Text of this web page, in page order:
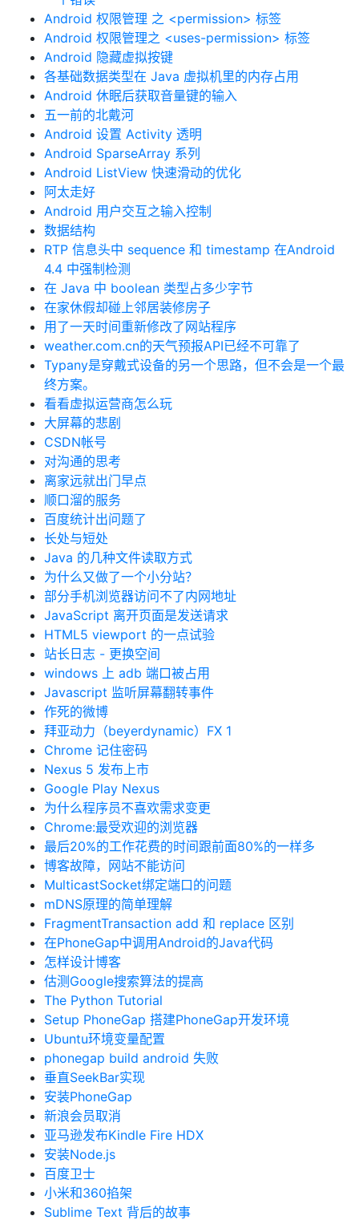
Android 权限管理 之 <permission> 标签
Android 权限管理之 <uses-permission> 标签
Android 隐藏虚拟按键
各基础数据类型在 Java 虚拟机里的内存占用
Android 休眠后获取音量键的输入
五一前的北戴河
Android 设置 Activity 透明
Android SparseArray 系列
Android ListView 快速滑动的优化
阿太走好
Android 用户交互之输入控制
数据结构
RTP 信息头中 sequence 和 timestamp 在Android
4.4 中强制检测
在 Java 中 boolean 类型占多少字节
在家休假却碰上邻居装修房子
用了一天时间重新修改了网站程序
weather.com.cn的天气预报API已经不可靠了
Typany是穿戴式设备的另一个思路，但不会是一个最
终方案。
看看虚拟运营商怎么玩
大屏幕的悲剧
CSDN帐号
对沟通的思考
离家远就出门早点
顺口溜的服务
百度统计出问题了
长处与短处
Java 的几种文件读取方式
为什么又做了一个小分站？
部分手机浏览器访问不了内网地址
JavaScript 离开页面是发送请求
HTML5 viewport 的一点试验
站长日志 - 更换空间
windows 上 adb 端口被占用
Javascript 监听屏幕翻转事件
作死的微博
拜亚动力（beyerdynamic）FX 1
Chrome 记住密码
Nexus 5 发布上市
Google Play Nexus
为什么程序员不喜欢需求变更
Chrome:最受欢迎的浏览器
最后20%的工作花费的时间跟前面80%的一样多
博客故障，网站不能访问
MulticastSocket绑定端口的问题
mDNS原理的简单理解
FragmentTransaction add 和 replace 区别
在PhoneGap中调用Android的Java代码
怎样设计博客
估测Google搜索算法的提高
The Python Tutorial
Setup PhoneGap 搭建PhoneGap开发环境
Ubuntu环境变量配置
phonegap build android 失败
垂直SeekBar实现
安装PhoneGap
新浪会员取消
亚马逊发布Kindle Fire HDX
安装Node.js
百度卫士
小米和360掐架
Sublime Text 背后的故事